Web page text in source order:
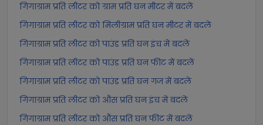
गिगाग्राम प्रति लीटर को ग्राम प्रति घन मीटर में बदलें
गिगाग्राम प्रति लीटर को मिलीग्राम प्रति घन मीटर में बदलें
गिगाग्राम प्रति लीटर को पाउंड प्रति घन इंच में बदलें
गिगाग्राम प्रति लीटर को पाउंड प्रति घन फीट में बदलें
गिगाग्राम प्रति लीटर को पाउंड प्रति घन गज में बदलें
गिगाग्राम प्रति लीटर को औंस प्रति घन इंच में बदलें
गिगाग्राम प्रति लीटर को औंस प्रति घन फीट में बदलें